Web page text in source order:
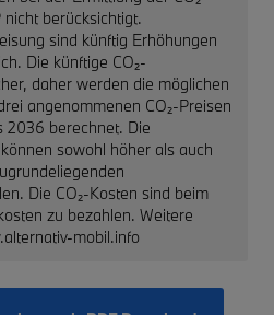
nicht berücksichtigt.
sind künftig Erhöhungen
Die künftige CO₂-
daher werden die möglichen
angenommenen CO₂-Preisen
2036 berechnet. Die
sowohl höher als auch
Die CO₂-Kosten sind beim
zu bezahlen. Weitere
mobil.info